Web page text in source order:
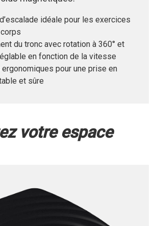
magnétiques.
d’escalade idéale pour les exercices
du tronc avec rotation à 360° et
en fonction de la vitesse
ergonomiques pour une prise en
votre espace